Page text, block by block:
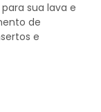
para sua lava e
de
e